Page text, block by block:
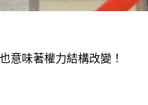
意味著權力結構改變！